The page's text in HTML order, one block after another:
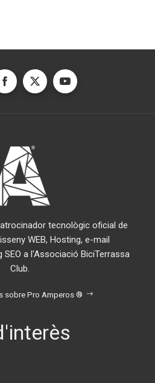
tecnològic oficial de
WEB, Hosting, e-mail
a l'Associació BiciTerrassa
Club.
sobre Pro Amperos ®